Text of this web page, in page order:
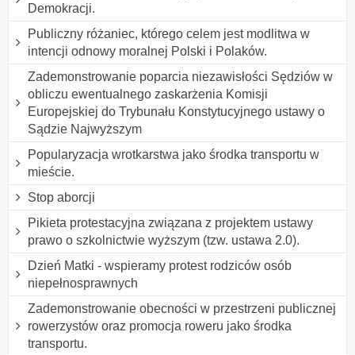
Demokracji.
Publiczny różaniec, którego celem jest modlitwa w
intencji odnowy moralnej Polski i Polaków.
Zademonstrowanie poparcia niezawisłości Sędziów w
obliczu ewentualnego zaskarżenia Komisji
Europejskiej do Trybunału Konstytucyjnego ustawy o
Sądzie Najwyższym
Popularyzacja wrotkarstwa jako środka transportu w
mieście.
Stop aborcji
Pikieta protestacyjna związana z projektem ustawy
prawo o szkolnictwie wyższym (tzw. ustawa 2.0).
Dzień Matki - wspieramy protest rodziców osób
niepełnosprawnych
Zademonstrowanie obecności w przestrzeni publicznej
rowerzystów oraz promocja roweru jako środka
transportu.